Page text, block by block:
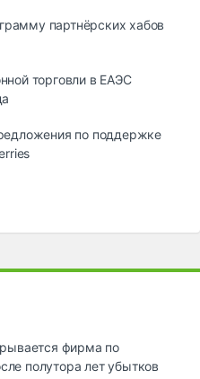
партнёрских хабов
торговли в ЕАЭС
по поддержке
фирма по
полутора лет убытков